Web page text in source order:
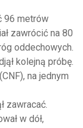
96 metrów
zawrócić na 80
oddechowych.
kolejną próbę.
na jednym
zawracać.
w dół,